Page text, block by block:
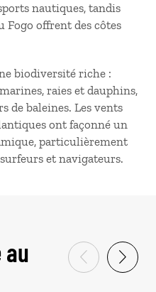
nautiques, tandis
Fogo offrent des côtes
biodiversité riche :
raies et dauphins,
de baleines. Les vents
ont façonné un
particulièrement
et navigateurs.
au